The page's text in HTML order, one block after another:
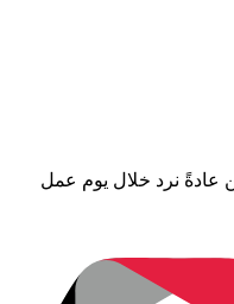
عادةً نرد خلال يوم عمل